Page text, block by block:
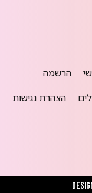
הרשמה
הצהרת נגישות